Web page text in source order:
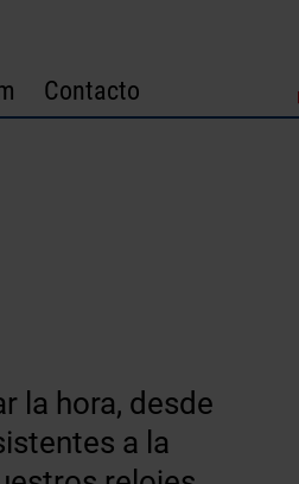
Contacto
la hora, desde
a la